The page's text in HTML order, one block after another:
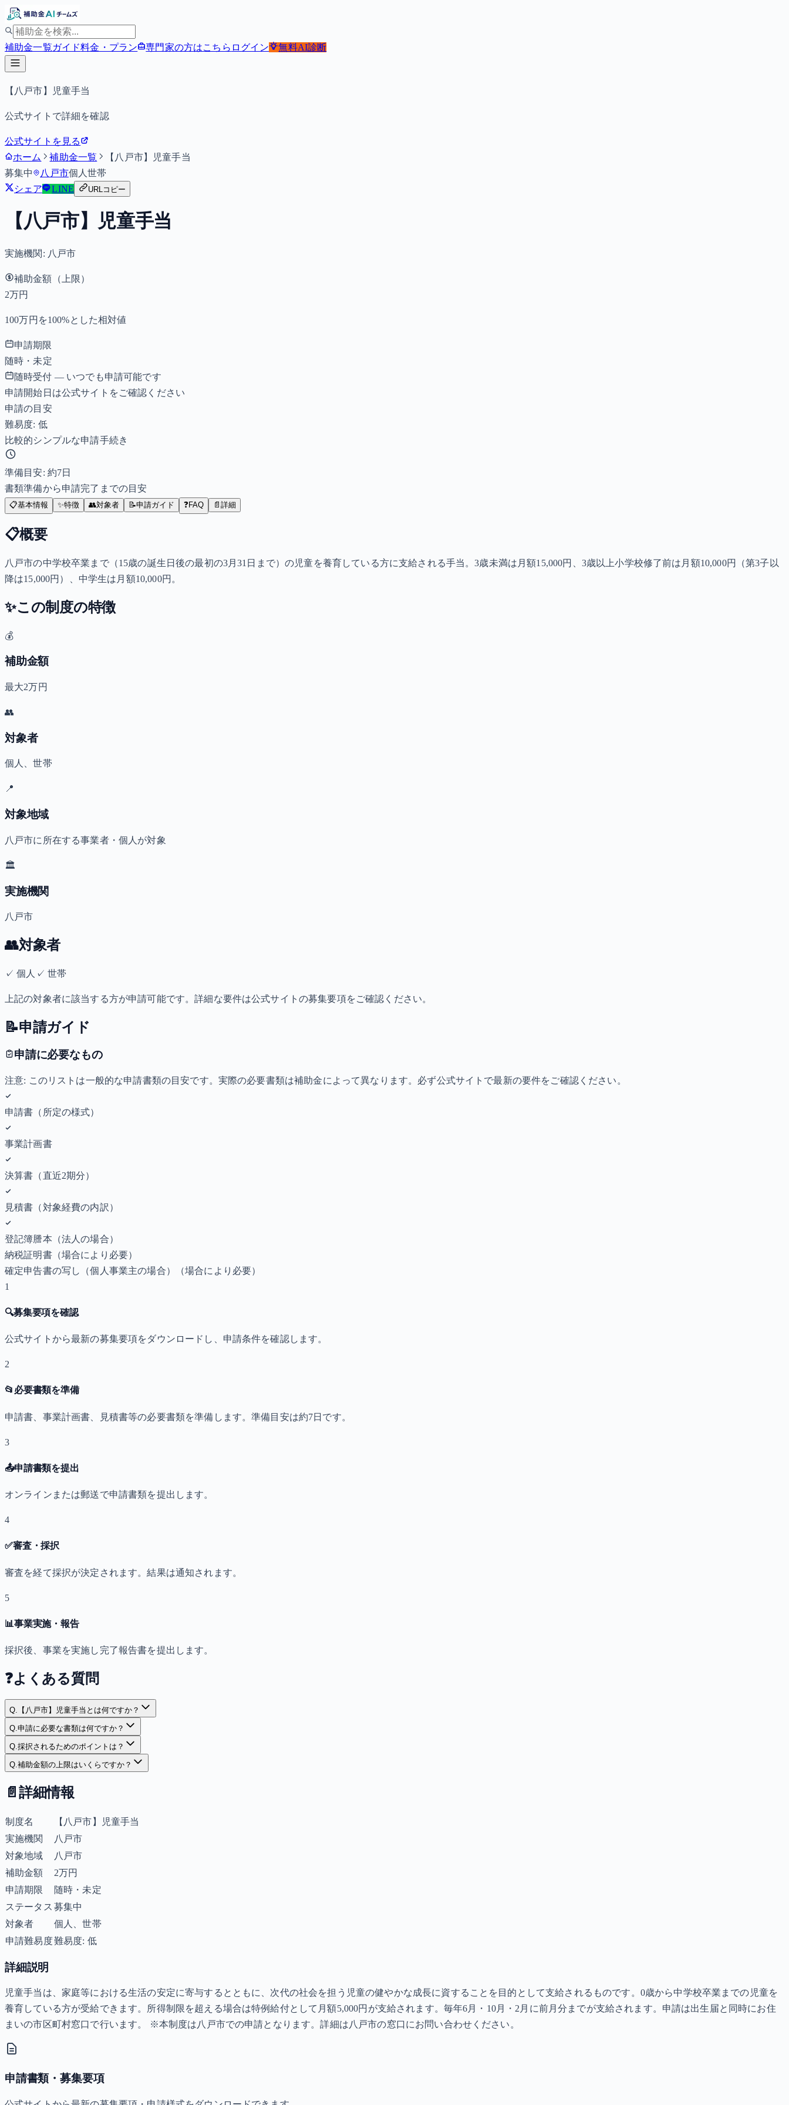
補助金一覧ガイド料金・プラン 専門家の方はこちら ログイン 無料AI診断
【八戸市】児童手当
公式サイトで詳細を確認
公式サイトを見る
ホーム
補助金一覧
【八戸市】児童手当
募集中
八戸市個人世帯
シェア
LINE URLコピー
【八戸市】児童手当
実施機関: 八戸市
補助金額（上限）
2万円
100万円を100%とした相対値
申請期限
随時・未定
随時受付 — いつでも申請可能です
申請開始日は公式サイトをご確認ください
申請の目安
難易度: 低
比較的シンプルな申請手続き
準備目安: 約7日
書類準備から申請完了までの目安
📋基本情報 ✨特徴 👥対象者 📝申請ガイド ❓FAQ 📄 詳細
📋概要
八戸市の中学校卒業まで（15歳の誕生日後の最初の3月31日まで）の児童を養育している方に支給される手当。3歳未満は月額15,000円、3歳以上小学校修了前は月額10,000円（第3子以
降は15,000円）、中学生は月額10,000円。
✨この制度の特徴
💰
補助金額
最大2万円
👥
対象者
個人、世帯
📍
対象地域
八戸市に所在する事業者・個人が対象
🏛️
実施機関
八戸市
👥対象者
✓個人 ✓ 世帯
上記の対象者に該当する方が申請可能です。詳細な要件は公式サイトの募集要項をご確認ください。
📝申請ガイド
申請に必要なもの
注意: このリストは一般的な申請書類の目安です。実際の必要書類は補助金によって異なります。必ず公式サイトで最新の要件をご確認ください。
申請書（所定の様式）
事業計画書
決算書（直近2期分）
見積書（対象経費の内訳）
登記簿謄本（法人の場合）
納税証明書（場合により必要）
確定申告書の写し（個人事業主の場合）
（場合により必要）
1
🔍募集要項を確認
公式サイトから最新の募集要項をダウンロードし、申請条件を確認します。
2
📂 必要書類を準備
申請書、事業計画書、見積書等の必要書類を準備します。準備目安は約7日です。
3
📤申請書類を提出
オンラインまたは郵送で申請書類を提出します。
4
✅審査・採択
審査を経て採択が決定されます。結果は通知されます。
5
📊事業実施・報告
採択後、事業を実施し完了報告書を提出します。
❓よくある質問
Q. 【八戸市】児童手当とは何ですか？
Q.申請に必要な書類は何ですか？
Q.採択されるためのポイントは？
Q.補助金額の上限はいくらですか？
📄 詳細情報
制度名
【八戸市】児童手当
実施機関
八戸市
対象地域
八戸市
補助金額
2万円
申請期限
随時・未定
ステータス 募集中
対象者
個人、世帯
申請難易度難易度: 低
詳細説明
児童手当は、家庭等における生活の安定に寄与するとともに、次代の社会を担う児童の健やかな成長に資することを目的として支給されるものです。0歳から中学校卒業までの児童を
養育している方が受給できます。所得制限を超える場合は特例給付として月額5,000円が支給されます。毎年6月・10月・2月に前月分までが支給されます。申請は出生届と同時にお住
まいの市区町村窓口で行います。 ※本制度は八戸市での申請となります。詳細は八戸市の窓口にお問い合わせください。
申請書類・募集要項